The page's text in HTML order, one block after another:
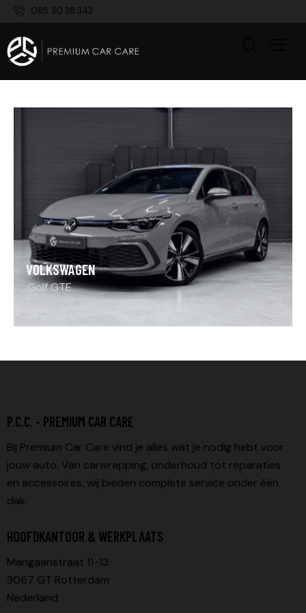
085 30 38 343
VOLKSWAGEN
Golf GTE
P.C.C. - PREMIUM CAR CARE
Bij Premium Car Care vind je alles wat je nodig hebt voor
jouw auto. Van carwrapping, onderhoud tot reparaties
en accessoires, wij bieden complete service onder één
dak.
HOOFDKANTOOR & WERKPLAATS
Mangaanstraat 11-13
3067 GT Rotterdam
Nederland